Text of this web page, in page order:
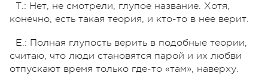
Т.: Нет, не смотрели, глупое название. Хотя,
конечно, есть такая теория, и кто-то в нее верит.
Е.: Полная глупость верить в подобные теории,
считаю, что люди становятся парой и их любви
отпускают время только где-то «там», наверху.